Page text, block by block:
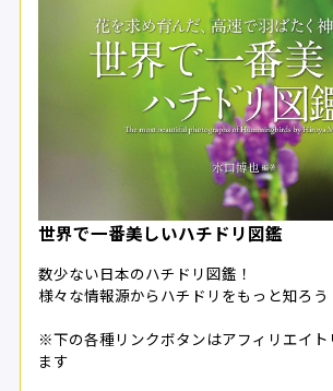
世界で一番美しいハチドリ図鑑
数少ない日本のハチドリ図鑑！
様々な情報源からハチドリをもっと知ろう
※下の各種リンクボタンはアフィリエイト
ます